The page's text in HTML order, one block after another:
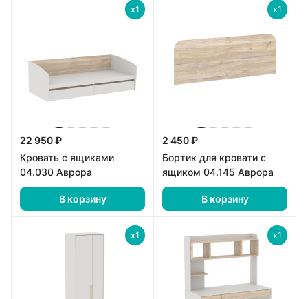
x1
22 950 ₽
Кровать с ящиками
04.030 Аврора
В корзину
x1
2 450 ₽
Бортик для кровати с
ящиком 04.145 Аврора
В корзину
x1 x1